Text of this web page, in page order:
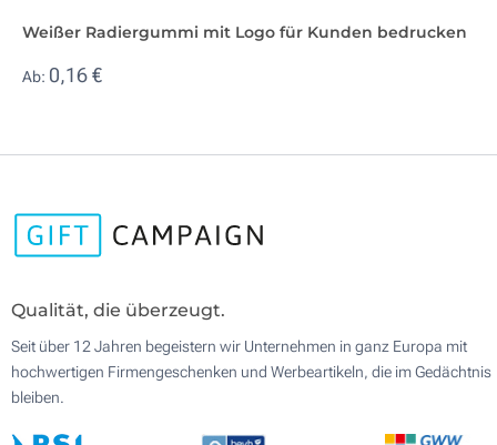
Weißer Radiergummi mit Logo für Kunden bedrucken
Ab: 0,16 €
Qualität, die überzeugt.
Seit über 12 Jahren begeistern wir Unternehmen in ganz Europa mit
hochwertigen Firmengeschenken und Werbeartikeln, die im Gedächtnis
bleiben.